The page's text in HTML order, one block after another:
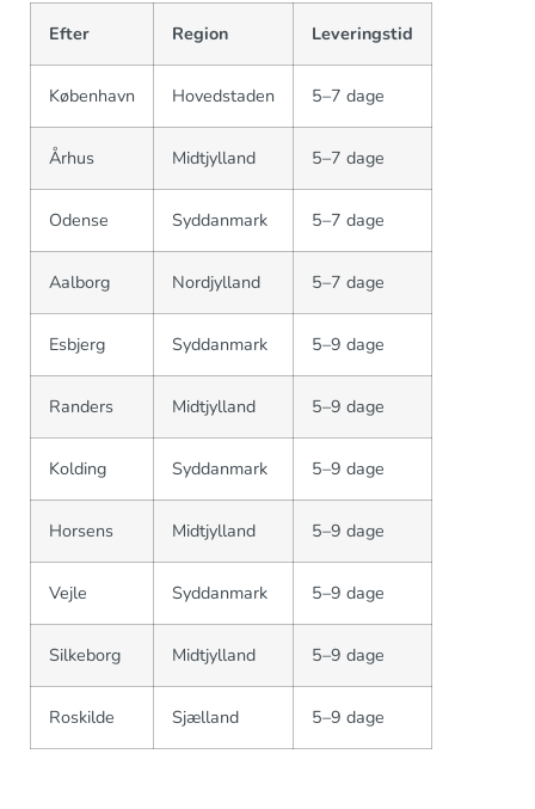
Efter Region Leveringstid
København Hovedstaden 5–7 dage
Århus Midtjylland 5–7 dage
Odense Syddanmark 5–7 dage
Aalborg Nordjylland 5–7 dage
Esbjerg Syddanmark 5–9 dage
Randers Midtjylland 5–9 dage
Kolding Syddanmark 5–9 dage
Horsens Midtjylland 5–9 dage
Vejle Syddanmark 5–9 dage
Silkeborg Midtjylland 5–9 dage
Roskilde Sjælland 5–9 dage